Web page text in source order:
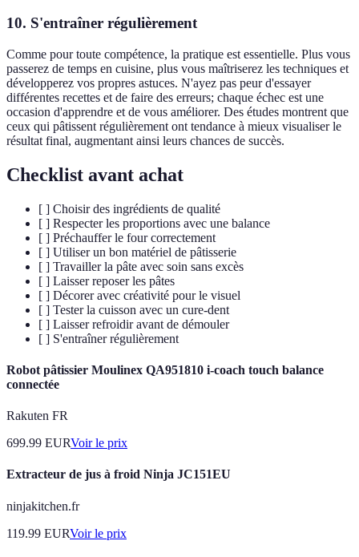
10. S'entraîner régulièrement
Comme pour toute compétence, la pratique est essentielle. Plus vous
passerez de temps en cuisine, plus vous maîtriserez les techniques et
développerez vos propres astuces. N'ayez pas peur d'essayer
différentes recettes et de faire des erreurs; chaque échec est une
occasion d'apprendre et de vous améliorer. Des études montrent que
ceux qui pâtissent régulièrement ont tendance à mieux visualiser le
résultat final, augmentant ainsi leurs chances de succès.
Checklist avant achat
[ ] Choisir des ingrédients de qualité
[ ] Respecter les proportions avec une balance
[ ] Préchauffer le four correctement
[ ] Utiliser un bon matériel de pâtisserie
[ ] Travailler la pâte avec soin sans excès
[ ] Laisser reposer les pâtes
[ ] Décorer avec créativité pour le visuel
[ ] Tester la cuisson avec un cure-dent
[ ] Laisser refroidir avant de démouler
[ ] S'entraîner régulièrement
Robot pâtissier Moulinex QA951810 i-coach touch balance
connectée
Rakuten FR
699.99 EURVoir le prix
Extracteur de jus à froid Ninja JC151EU
ninjakitchen.fr
119.99 EURVoir le prix